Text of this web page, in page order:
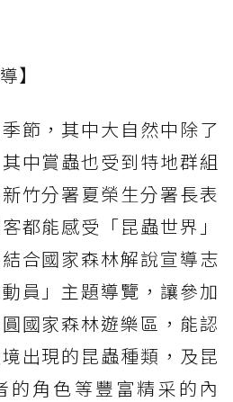
】
節，其中大自然中除了
中賞蟲也受到特地群組
竹分署夏榮生分署長表
都能感受「昆蟲世界」
合國家森林解說宣導志
員」主題導覽，讓參加
國家森林遊樂區，能認
出現的昆蟲種類，及昆
的角色等豐富精采的內